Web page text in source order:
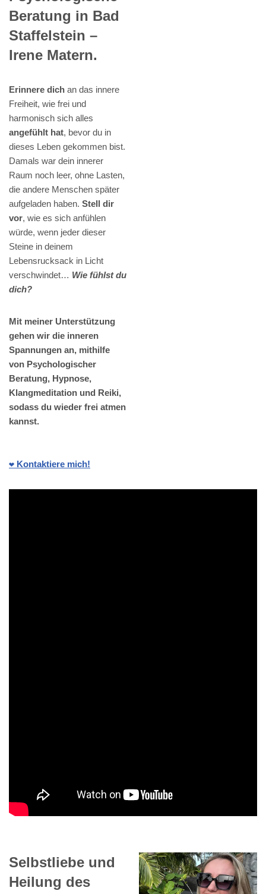
Beratung in Bad
Staffelstein –
Irene Matern.
Erinnere dich an das innere
Freiheit, wie frei und
harmonisch sich alles
angefühlt hat, bevor du in
dieses Leben gekommen bist.
Damals war dein innerer
Raum noch leer, ohne Lasten,
die andere Menschen später
aufgeladen haben. Stell dir
vor, wie es sich anfühlen
würde, wenn jeder dieser
Steine in deinem
Lebensrucksack in Licht
verschwindet… Wie fühlst du
dich?
Mit meiner Unterstützung
gehen wir die inneren
Spannungen an, mithilfe
von Psychologischer
Beratung, Hypnose,
Klangmeditation und Reiki,
sodass du wieder frei atmen
kannst.
❤️ Kontaktiere mich!
Selbstliebe und
Heilung des